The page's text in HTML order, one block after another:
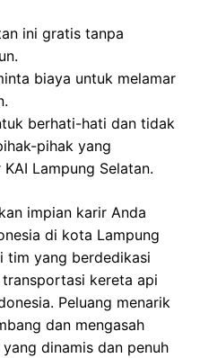
ini gratis tanpa
biaya untuk melamar
berhati-hati dan tidak
pihak yang
Lampung Selatan.
impian karir Anda
di kota Lampung
tim yang berdedikasi
kereta api
Peluang menarik
dan mengasah
dinamis dan penuh